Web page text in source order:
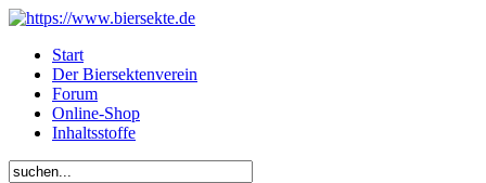
Start
Der Biersektenverein
Forum
Online-Shop
Inhaltsstoffe